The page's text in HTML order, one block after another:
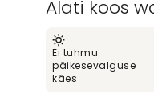
Alati koos
Ei tuhmu
päikesevalguse
käes